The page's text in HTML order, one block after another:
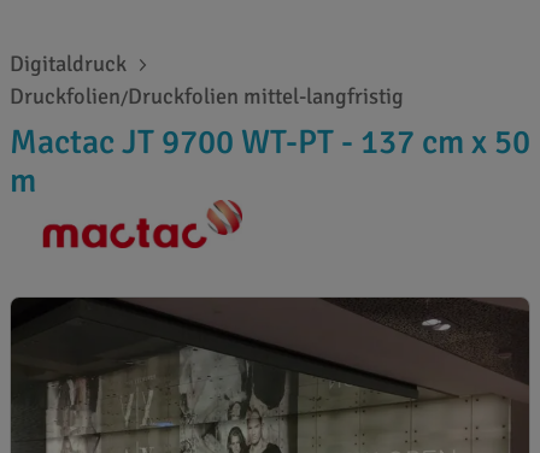
Digitaldruck
Druckfolien/Druckfolien mittel-langfristig
Mactac JT 9700 WT-PT - 137 cm x 50
m